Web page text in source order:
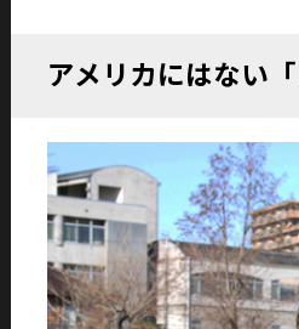
アメリカにはない